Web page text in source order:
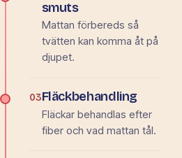
smuts
Mattan förbereds så
tvätten kan komma åt på
djupet.
03Fläckbehandling
Fläckar behandlas efter
fiber och vad mattan tål.